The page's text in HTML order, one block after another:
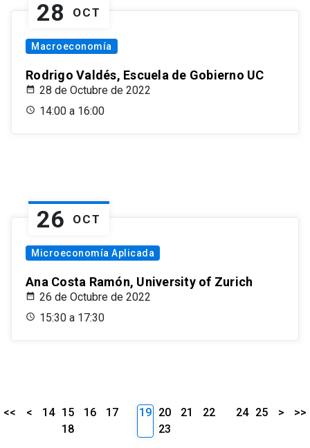
28 OCT
Macroeconomía
Rodrigo Valdés, Escuela de Gobierno UC
28 de Octubre de 2022
14:00 a 16:00
26 OCT
Microeconomía Aplicada
Ana Costa Ramón, University of Zurich
26 de Octubre de 2022
15:30 a 17:30
<< < 14 15 16
17
18
19 20 21
22
23
24 25 > >>